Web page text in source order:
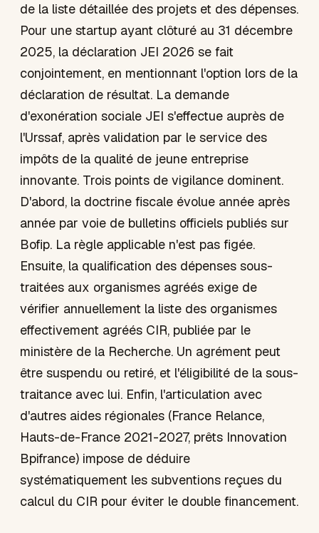
de la liste détaillée des projets et des dépenses.
Pour une startup ayant clôturé au 31 décembre
2025, la déclaration JEI 2026 se fait
conjointement, en mentionnant l'option lors de la
déclaration de résultat. La demande
d'exonération sociale JEI s'effectue auprès de
l'Urssaf, après validation par le service des
impôts de la qualité de jeune entreprise
innovante. Trois points de vigilance dominent.
D'abord, la doctrine fiscale évolue année après
année par voie de bulletins officiels publiés sur
Bofip. La règle applicable n'est pas figée.
Ensuite, la qualification des dépenses sous-
traitées aux organismes agréés exige de
vérifier annuellement la liste des organismes
effectivement agréés CIR, publiée par le
ministère de la Recherche. Un agrément peut
être suspendu ou retiré, et l'éligibilité de la sous-
traitance avec lui. Enfin, l'articulation avec
d'autres aides régionales (France Relance,
Hauts-de-France 2021-2027, prêts Innovation
Bpifrance) impose de déduire
systématiquement les subventions reçues du
calcul du CIR pour éviter le double financement.